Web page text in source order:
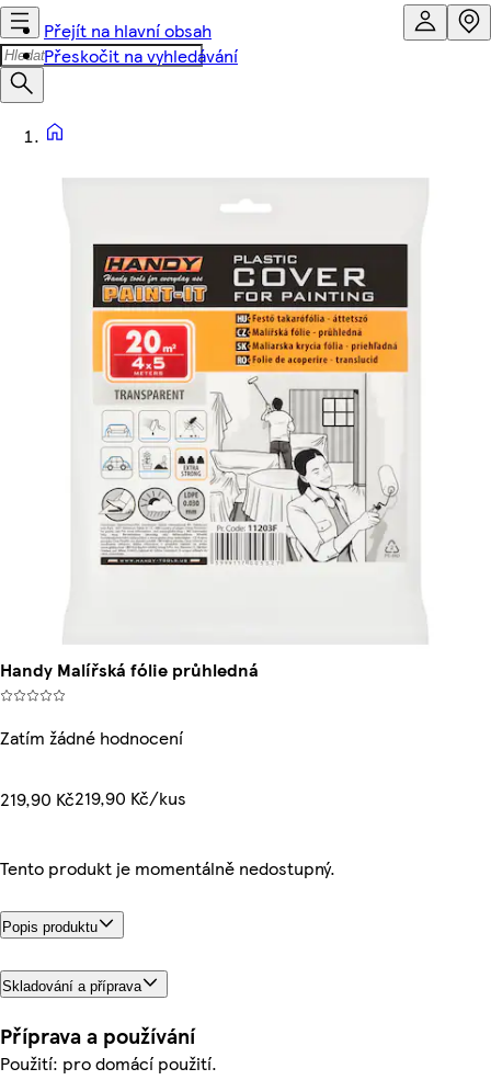
Přejít na hlavní obsah
Přeskočit na vyhledávání
Handy Malířská fólie průhledná
Zatím žádné hodnocení
219,90 Kč219,90 Kč/kus
Tento produkt je momentálně nedostupný.
Popis produktu
Skladování a příprava
Příprava a používání
Použití: pro domácí použití.